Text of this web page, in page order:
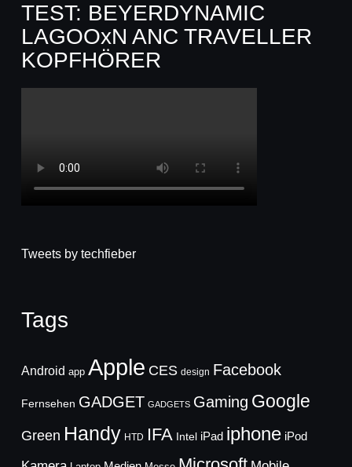
TEST: BEYERDYNAMIC
LAGOOxN ANC TRAVELLER
KOPFHÖRER
Tweets by techfieber
Tags
Android app Apple CES design Facebook
Fernsehen GADGET GADGETS Gaming Google
Green Handy HTD IFA Intel iPad iphone iPod